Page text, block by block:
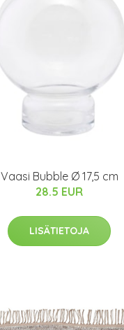
Vaasi Bubble Ø 17,5 cm
28.5 EUR
LISÄTIETOJA